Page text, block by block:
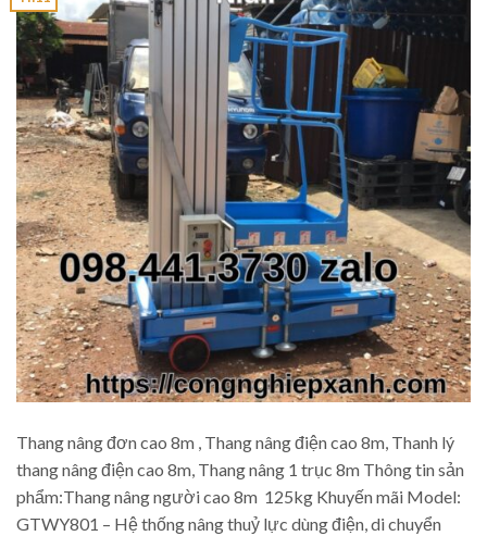
Thang nâng đơn cao 8m , Thang nâng điện cao 8m, Thanh lý
thang nâng điện cao 8m, Thang nâng 1 trục 8m Thông tin sản
phẩm:Thang nâng người cao 8m 125kg Khuyến mãi Model:
GTWY801 – Hệ thống nâng thuỷ lực dùng điện, di chuyển